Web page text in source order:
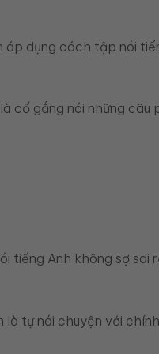
dụng cách tập nói
cố gắng nói những
tiếng Anh không sợ sai
tự nói chuyện với